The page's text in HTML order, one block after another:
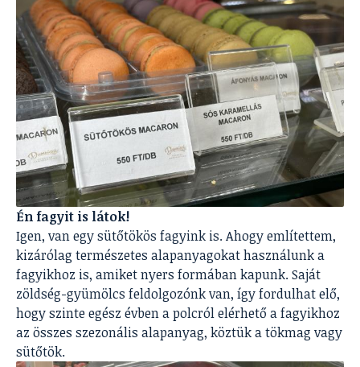
Én fagyit is látok!
Igen, van egy sütőtökös fagyink is. Ahogy említettem,
kizárólag természetes alapanyagokat használunk a
fagyikhoz is, amiket nyers formában kapunk. Saját
zöldség-gyümölcs feldolgozónk van, így fordulhat elő,
hogy szinte egész évben a polcról elérhető a fagyikhoz
az összes szezonális alapanyag, köztük a tökmag vagy
sütőtök.